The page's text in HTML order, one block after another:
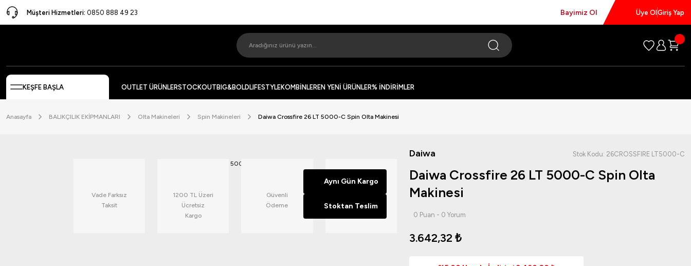
Müşteri Hizmetleri: 0850 888 49 23 Bayimiz Ol Üye OlGiriş Yap
KEŞFE BAŞLA OUTLET ÜRÜNLERSTOCKOUTBIG&BOLDLIFESTYLEKOMBİNLEREN YENİ ÜRÜNLER% İNDİRİMLER
Anasayfa BALIKÇILIK EKİPMANLARI Olta Makineleri Spin Makineleri Daiwa Crossfire 26 LT 5000-C Spin Olta Makinesi
Aynı Gün Kargo
Stoktan Teslim
Vade Farksız
Taksit
1200 TL Üzeri
Ücretsiz
Kargo
Güvenli
Ödeme
İade
Daiwa Stok Kodu: 26CROSSFIRE LT5000-C
Daiwa Crossfire 26 LT 5000-C Spin Olta
Makinesi
0 Puan - 0 Yorum
3.642,32 ₺